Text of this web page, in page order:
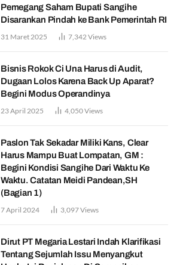
Pemegang Saham Bupati Sangihe
Disarankan Pindah ke Bank Pemerintah RI
31 Maret 2025 7,342 Views
Bisnis Rokok Ci Una Harus di Audit,
Dugaan Lolos Karena Back Up Aparat?
Begini Modus Operandinya
23 April 2025 4,050Views
Paslon Tak Sekadar Miliki Kans, Clear
Harus Mampu Buat Lompatan, GM :
Begini Kondisi Sangihe Dari Waktu Ke
Waktu. Catatan Meidi Pandean,SH
(Bagian 1)
7 April 2024 3,097Views
Dirut PT Megaria Lestari Indah Klarifikasi
Tentang Sejumlah Issu Menyangkut